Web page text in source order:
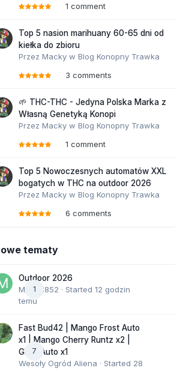
1 comment
Top 5 nasion marihuany 60-65 dni od
kiełka do zbioru
Przez Macky w Blog Konopny Trawka
3 comments
🌱 THC-THC - Jedyna Polska Marka z
Własną Genetyką Konopi
Przez Macky w Blog Konopny Trawka
1 comment
Top 5 Nowoczesnych automatów XXL
bogatych w THC na outdoor 2026
Przez Macky w Blog Konopny Trawka
6 comments
tematy
1
Outdoor 2026
Marcel852 · Started 12 godzin
temu
7
Fast Bud42 | Mango Frost Auto
x1 | Mango Cherry Runtz x2 |
GMO Auto x1
Wesoły Ogród Aliena · Started 28